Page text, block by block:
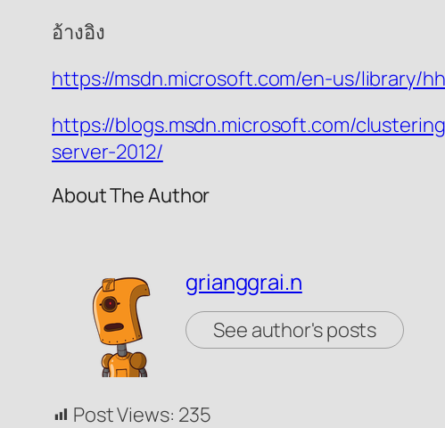
อ้างอิง
https://msdn.microsoft.com/en-us/library/
https://blogs.msdn.microsoft.com/
server-2012/
About The Author
grianggrai.n
See author's posts
Post Views: 235